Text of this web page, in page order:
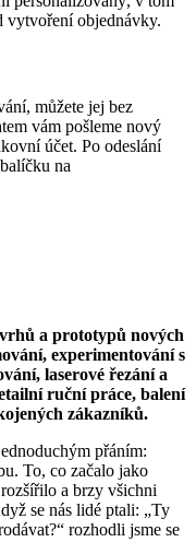
vytvoření objednávky.
můžete jej bez
vám pošleme nový
účet. Po odeslání
na
a prototypů nových
experimentování s
laserové řezání a
ruční práce, balení
zákazníků.
přáním:
To, co začalo jako
a brzy všichni
se nás lidé ptali: „Ty
rozhodli jsme se